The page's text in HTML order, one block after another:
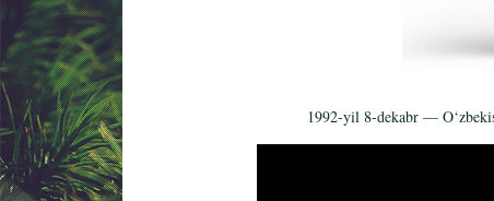
1992-yil 8-dekabr —